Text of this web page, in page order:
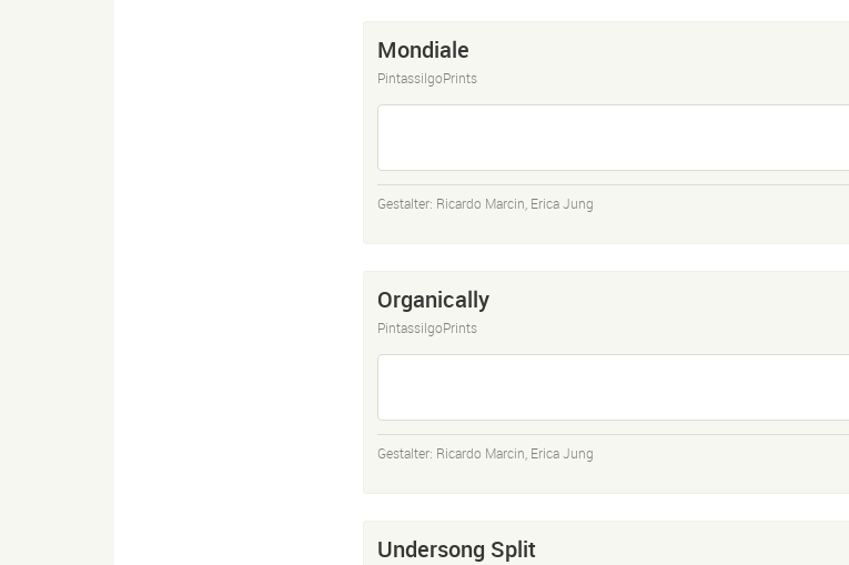
Mondiale
PintassilgoPrints
Gestalter: Ricardo Marcin Erica Jung
Organically
PintassilgoPrints
Gestalter: Ricardo Marcin Erica Jung
Undersong Split